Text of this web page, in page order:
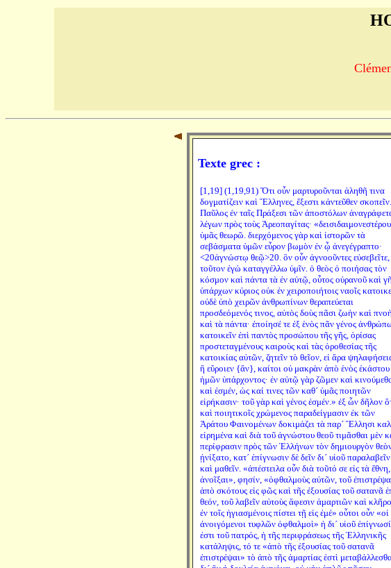
Texte grec :
[1,19] (1,19,91) Ὅτι οὖν μαρτυροῦνται ἀληθῆ τινα
δογματίζειν καὶ Ἕλληνες, ἔξεστι κἀντεῦθεν
Παῦλος ἐν ταῖς Πράξεσι τῶν ἀποστόλων
λέγων πρὸς τοὺς Ἀρεοπαγίτας·
ὑμᾶς θεωρῶ. διερχόμενος γὰρ καὶ ἱστορῶν τὰ
σεβάσματα ὑμῶν εὗρον βωμὸν ἐν ᾧ ἀνεγέγραπτο·
<20ἀγνώστῳ θεῷ>20. ὃν οὖν ἀγνοοῦντες εὐσεβεῖτε,
τοῦτον ἐγὼ καταγγέλλω ὑμῖν. ὁ θεὸς ὁ ποιήσας τὸν
κόσμον καὶ πάντα τὰ ἐν αὐτῷ, οὗτος οὐρανοῦ καὶ
ὑπάρχων κύριος οὐκ ἐν χειροποιήτοις ναοῖς
οὐδὲ ὑπὸ χειρῶν ἀνθρωπίνων θεραπεύεται
προσδεόμενός τινος, αὐτὸς δοὺς πᾶσι ζωὴν καὶ
καὶ τὰ πάντα· ἐποίησέ τε ἐξ ἑνὸς πᾶν γένος
κατοικεῖν ἐπὶ παντὸς προσώπου τῆς γῆς, ὁρίσας
προστεταγμένους καιροὺς καὶ τὰς ὁροθεσίας τῆς
κατοικίας αὐτῶν, ζητεῖν τὸ θεῖον, εἰ ἄρα
ἢ εὕροιεν {ἄν}, καίτοι οὐ μακρὰν ἀπὸ ἑνὸς ἑκάστου
ἡμῶν ὑπάρχοντος· ἐν αὐτῷ γὰρ ζῶμεν καὶ
καὶ ἐσμέν, ὡς καί τινες τῶν καθ´ ὑμᾶς ποιητῶν
εἰρήκασιν· τοῦ γὰρ καὶ γένος ἐσμέν.» ἐξ ὧν δῆλον
καὶ ποιητικοῖς χρώμενος παραδείγμασιν ἐκ τῶν
Ἀράτου Φαινομένων δοκιμάζει τὰ παρ´ Ἕλλησι
εἰρημένα καὶ διὰ τοῦ ἀγνώστου θεοῦ τιμᾶσθαι μὲν
περίφρασιν πρὸς τῶν Ἑλλήνων τὸν δημιουργὸν
ᾐνίξατο, κατ´ ἐπίγνωσιν δὲ δεῖν δι´ υἱοῦ παραλαβεῖν
καὶ μαθεῖν. «ἀπέστειλα οὖν διὰ τοῦτό σε εἰς τὰ ἔθνη,
ἀνοῖξαι», φησίν, «ὀφθαλμοὺς αὐτῶν, τοῦ
ἀπὸ σκότους εἰς φῶς καὶ τῆς ἐξουσίας τοῦ σατανᾶ
θεόν, τοῦ λαβεῖν αὐτοὺς ἄφεσιν ἁμαρτιῶν καὶ
ἐν τοῖς ἡγιασμένοις πίστει τῇ εἰς ἐμέ» οὗτοι οὖν «οἱ
ἀνοιγόμενοι τυφλῶν ὀφθαλμοὶ» ἡ δι´ υἱοῦ
ἐστι τοῦ πατρός, ἡ τῆς περιφράσεως τῆς Ἑλληνικῆς
κατάληψις, τό τε «ἀπὸ τῆς ἐξουσίας τοῦ σατανᾶ
ἐπιστρέψαι» τὸ ἀπὸ τῆς ἁμαρτίας ἐστὶ